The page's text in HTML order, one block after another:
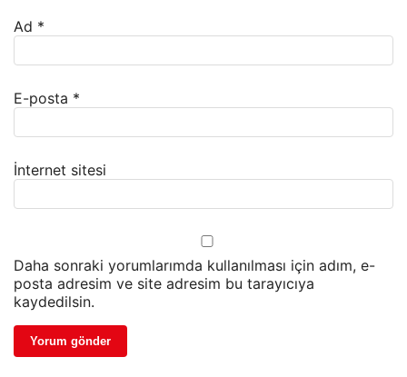
Ad *
E-posta *
İnternet sitesi
Daha sonraki yorumlarımda kullanılması için adım, e-
posta adresim ve site adresim bu tarayıcıya
kaydedilsin.